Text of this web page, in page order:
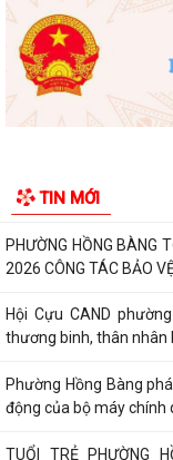
TIN MỚI
ĐẢNG BỘ PHƯỜNG
TOÀN QUỐC NGHIÊN
ĐẢNG ỦY - HĐND -
CÙNG TRƯỜNG THPT
NĂM NGÀY THƯƠNG
Phường Hồng Bàng tổ
hùng và các Anh hùng
Dâng hương, tưởng
bàn thành phố là Đền
PHƯỜNG HỒNG BÀNG
2026 CÔNG TÁC BẢO
Hội Cựu CAND